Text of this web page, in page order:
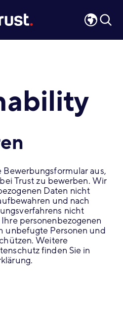
Bewerbungsformular aus,
Trust zu bewerben. Wir
Daten nicht
und nach
nicht
personenbezogenen
unbefugte Personen und
Weitere
finden Sie in